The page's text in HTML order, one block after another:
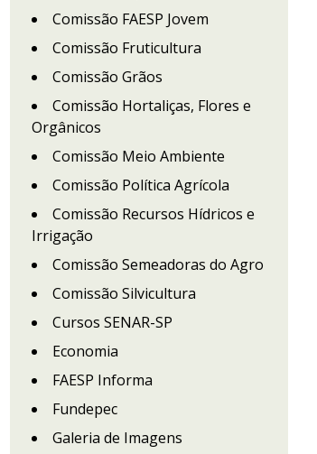
Comissão FAESP Jovem
Comissão Fruticultura
Comissão Grãos
Comissão Hortaliças, Flores e
Orgânicos
Comissão Meio Ambiente
Comissão Política Agrícola
Comissão Recursos Hídricos e
Irrigação
Comissão Semeadoras do Agro
Comissão Silvicultura
Cursos SENAR-SP
Economia
FAESP Informa
Fundepec
Galeria de Imagens